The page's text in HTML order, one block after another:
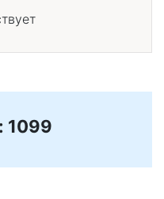
1099